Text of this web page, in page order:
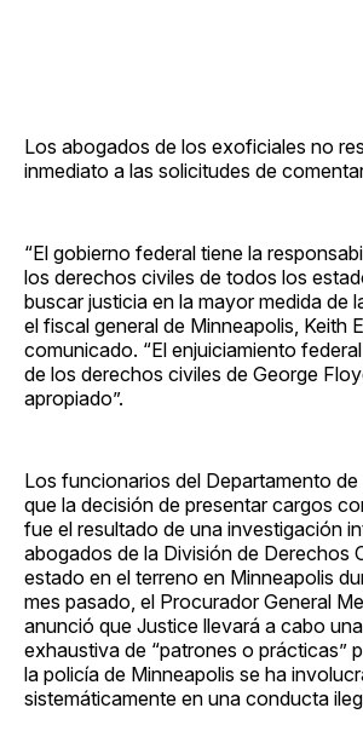
Los abogados de los exoficiales no
inmediato a las solicitudes de
“El gobierno federal tiene la
los derechos civiles de todos los
buscar justicia en la mayor medida de
el fiscal general de Minneapolis, Keith
comunicado. “El enjuiciamiento
de los derechos civiles de George
apropiado”.
Los funcionarios del Departamento
que la decisión de presentar cargos
fue el resultado de una investigación
abogados de la División de Derechos
estado en el terreno en Minneapolis
mes pasado, el Procurador General
anunció que Justice llevará a cabo
exhaustiva de “patrones o prácticas”
la policía de Minneapolis se ha
sistemáticamente en una conducta